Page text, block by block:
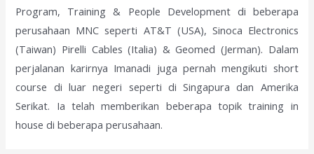
Program, Training & People Development di beberapa
perusahaan MNC seperti AT&T (USA), Sinoca Electronics
(Taiwan) Pirelli Cables (Italia) & Geomed (Jerman). Dalam
perjalanan karirnya Imanadi juga pernah mengikuti short
course di luar negeri seperti di Singapura dan Amerika
Serikat. Ia telah memberikan beberapa topik training in
house di beberapa perusahaan.